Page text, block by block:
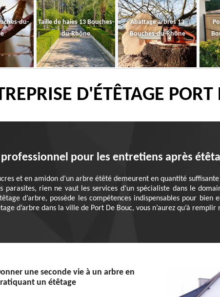
du-
Taille de haies 13 Bouches-
du-Rhône
Abattage arbres 13
Bouches-du-Rhône
D'ÉTÊTAGE
professionnel pour les entretiens après
et en amidon d’un arbre étêté demeurent en quantité
parasites, rien ne vaut les services d’un spécialiste dans le
d’arbre, possède les compétences indispensables pour
d’arbre dans la ville de Port De Bouc, vous n’aurez qu’à
une seconde vie à un arbre en
un étêtage